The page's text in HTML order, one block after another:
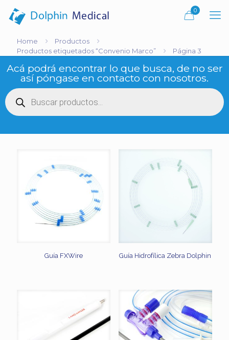
0
Home
Productos
Productos etiquetados “Convenio Marco”
Página 3
Acá podrá encontrar lo que busca, de no ser
así póngase en contacto con nosotros.
Búsqueda
de
productos
Guía FXWire Guía Hidrofílica Zebra Dolphin